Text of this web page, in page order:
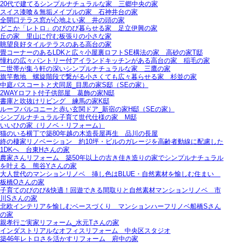
20代で建てるシンプルナチュラルな家＿三郷中央の家
スイス漆喰＆無垢メイプルの家＿石神井台の家
全開口テラス窓が心地よい家＿井の頭の家
どこか「レトロ」のびのび暮らせる家＿足立伊興の家
丘の家＿里山に佇む板張りの小さな家
眺望良好タイルテラスのある高台の家
畳コーナーのあるLDKと広々小屋裏ロフトSE構法の家＿高砂の家T邸
憧れの広々パントリー付アイランドキッチンがある高台の家＿稲毛の家
二世帯が集う軒の深いシンプルナチュラルな家＿三鷹の家
旗竿敷地＿螺旋階段で繋がる小さくても広々暮らせる家＿杉並の家
中庭バスコートと犬同居_目黒の家S邸（SEの家）
2WAYロフト付子供部屋＿葛飾の家N邸
書庫と吹抜けリビング 練馬の家K邸
ルーフバルコニーと赤い玄関ドア_新宿の家H邸（SEの家）
シンプルナチュラル子育て世代仕様の家 M邸
いいひの家（リノベ・リフォーム）
猫のいる横丁で築80年越の木造長屋再生＿品川の長屋
終の棲家リノベーション＿約10坪・ビルのガレージを高齢者動線に配慮した
1DKへ＿台東Hさんの家
農家さんリフォーム＿築50年以上の古き佳き造りの家でシンプルナチュラル
を叶える＿熊谷Yさんの家
大人世代のマンションリノベ＿挿し色はBLUE・自然素材を愉しむ住まい＿
板橋Oさんの家
子育てのびのび&快適！回遊できる間取りと自然素材マンションリノベ＿市
川Sさんの家
北欧インテリアを愉しむベースづくり＿マンションハーフリノベ船橋Sさん
の家
親孝行ご実家リフォーム_水元Tさんの家
インダストリアルなオフィスリフォーム＿中央区スタジオ
築46年レトロさを活かすリフォーム＿府中の家